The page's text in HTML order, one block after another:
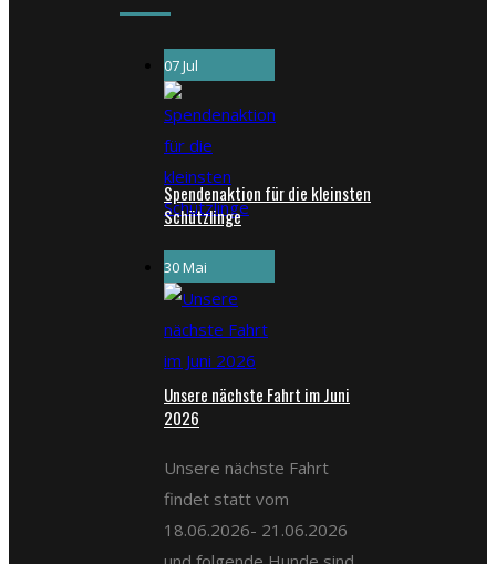
07 Jul
Spendenaktion für die kleinsten
Schützlinge
30 Mai
Unsere nächste Fahrt im Juni
2026
Unsere nächste Fahrt
findet statt vom
18.06.2026- 21.06.2026